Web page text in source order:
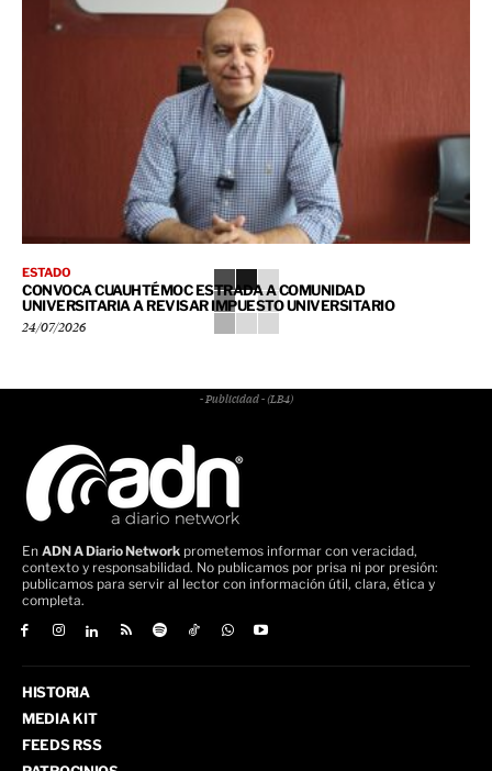
ESTADO
CONVOCA CUAUHTÉMOC ESTRADA A COMUNIDAD
UNIVERSITARIA A REVISAR IMPUESTO UNIVERSITARIO
24/07/2026
- Publicidad - (LB4)
En ADN A Diario Network prometemos informar con veracidad,
contexto y responsabilidad. No publicamos por prisa ni por presión:
publicamos para servir al lector con información útil, clara, ética y
completa.
HISTORIA
MEDIA KIT
FEEDS RSS